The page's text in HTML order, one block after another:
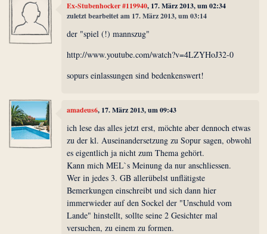
Ex-Stubenhocker #119940, 17. März 2013, um 02:34
zuletzt bearbeitet am 17. März 2013, um 03:14
der "spiel (!) mannszug"
http://www.youtube.com/watch?v=4LZYHoJ32-0
sopurs einlassungen sind bedenkenswert!
amadeus6, 17. März 2013, um 09:43
ich lese das alles jetzt erst, möchte aber dennoch etwas
zu der kl. Auseinandersetzung zu Sopur sagen, obwohl
es eigentlich ja nicht zum Thema gehört.
Kann mich MEL`s Meinung da nur anschliessen.
Wer in jedes 3. GB allerübelst unflätigste
Bemerkungen einschreibt und sich dann hier
immerwieder auf den Sockel der "Unschuld vom
Lande" hinstellt, sollte seine 2 Gesichter mal
versuchen, zu einem zu formen.